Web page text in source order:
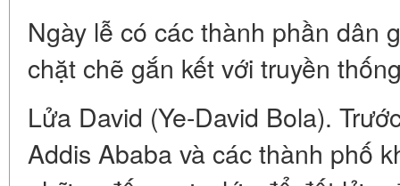
Ngày lễ có các thành phần dân
chặt chẽ gắn kết với truyền
Lửa David (Ye-David Bola).
Addis Ababa và các thành phố